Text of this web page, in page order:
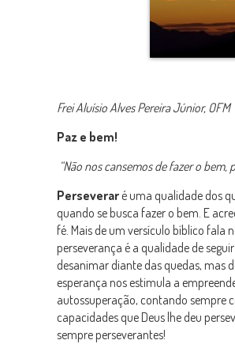
Frei Aluísio Alves Pereira Júnior, OFM
Paz e bem!
“Não nos cansemos de fazer o
Perseverar é uma qualidade dos
quando se busca fazer o bem. E
fé. Mais de um versículo bíblico fala
perseverança é a qualidade de
desanimar diante das quedas, mas
esperança nos estimula a
autossuperação, contando sempre
capacidades que Deus lhe deu
sempre perseverantes!